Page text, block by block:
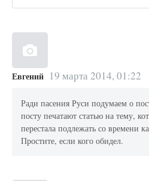
Евгений 19 марта 2014, 01:22
Ради пасения Руси подумаем о
посту печатают статью на тему,
перестала подлежать со времени
Простите, если кого обидел.